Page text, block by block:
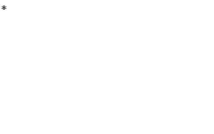
*